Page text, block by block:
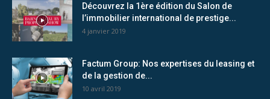
Découvrez la 1ère édition du Salon de
l’immobilier international de prestige...
4 janvier 2019
Factum Group: Nos expertises du leasing et
de la gestion de...
10 avril 2019